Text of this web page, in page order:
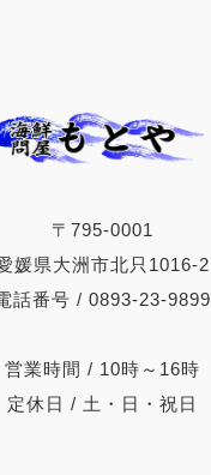
〒795-0001
媛県大洲市北只1016-2
話番号 / 0893-23-9899
営業時間 / 10時～16時
定休日 / 土・日・祝日